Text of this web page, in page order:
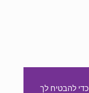
אתר זה משתמש בקובצי Cookie כדי להבטיח לך